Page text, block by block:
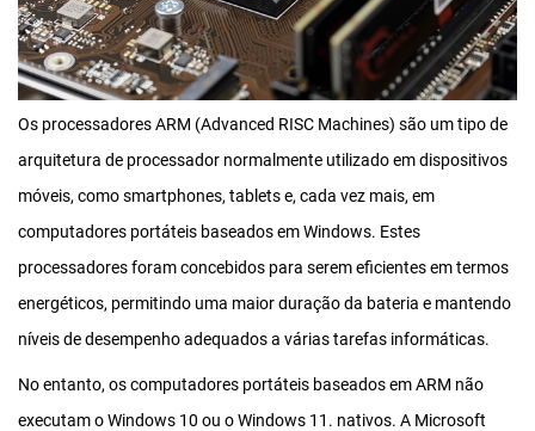
Os processadores ARM (Advanced RISC Machines) são um tipo de
arquitetura de processador normalmente utilizado em dispositivos
móveis, como smartphones, tablets e, cada vez mais, em
computadores portáteis baseados em Windows. Estes
processadores foram concebidos para serem eficientes em termos
energéticos, permitindo uma maior duração da bateria e mantendo
níveis de desempenho adequados a várias tarefas informáticas.
No entanto, os computadores portáteis baseados em ARM não
executam o Windows 10 ou o Windows 11. nativos. A Microsoft